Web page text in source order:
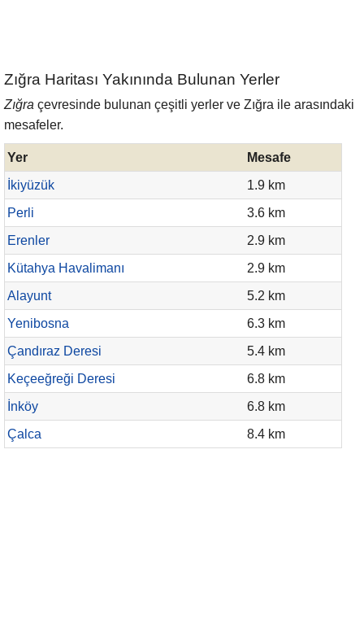
Zığra Haritası Yakınında Bulunan Yerler
Zığra çevresinde bulunan çeşitli yerler ve Zığra ile arasındaki
mesafeler.
Yer
Mesafe
İkiyüzük
1.9 km
Perli
3.6 km
Erenler
2.9 km
Kütahya Havalimanı
2.9 km
Alayunt
5.2 km
Yenibosna
6.3 km
Çandıraz Deresi
5.4 km
Keçeeğreği Deresi
6.8 km
İnköy
6.8 km
Çalca
8.4 km